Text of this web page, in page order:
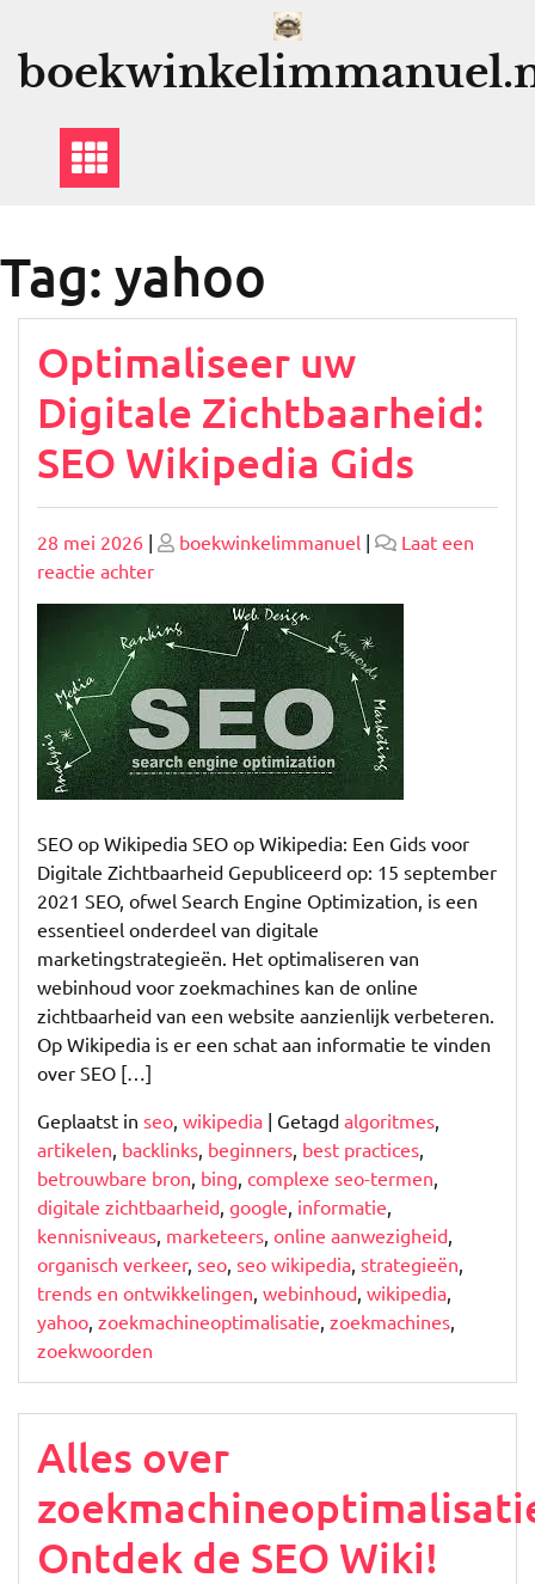
Tag: yahoo
Optimaliseer uw
Digitale Zichtbaarheid:
SEO Wikipedia Gids
Geplaatst
op
28 mei 2026 | Geplaatst
boekwinkelimmanuel |
Laat een
reactie achterop
Optimaliseer
uw
Digitale
Zichtbaarheid:
SEO
Wikipedia
Gids
SEO op Wikipedia SEO op Wikipedia: Een Gids voor
Digitale Zichtbaarheid Gepubliceerd op: 15 september
2021 SEO, ofwel Search Engine Optimization, is een
essentieel onderdeel van digitale
marketingstrategieën. Het optimaliseren van
webinhoud voor zoekmachines kan de online
zichtbaarheid van een website aanzienlijk verbeteren.
Op Wikipedia is er een schat aan informatie te vinden
over SEO […]
Geplaatst in seo, wikipedia | Getagd algoritmes,
artikelen, backlinks, beginners, best practices,
betrouwbare bron, bing, complexe seo-termen,
digitale zichtbaarheid, google, informatie,
kennisniveaus, marketeers, online aanwezigheid,
organisch verkeer, seo, seo wikipedia, strategieën,
trends en ontwikkelingen, webinhoud, wikipedia,
yahoo, zoekmachineoptimalisatie, zoekmachines,
zoekwoorden
Alles over
Ontdek de SEO Wiki!